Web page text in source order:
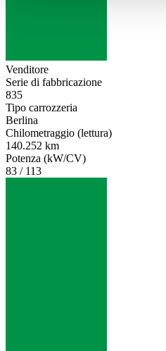
Venditore
Serie di fabbricazione
835
Tipo carrozzeria
Berlina
Chilometraggio (lettura)
140.252 km
Potenza (kW/CV)
83 / 113